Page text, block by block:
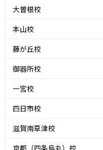
大曽根校
本山校
藤が丘校
御器所校
一宮校
四日市校
滋賀南草津校
京都（四条烏丸）校